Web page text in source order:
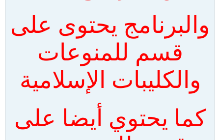
والبرنامج يحتوى على
قسم للمنوعات
والكليبات الإسلامية
كما يحتوي أيضا على